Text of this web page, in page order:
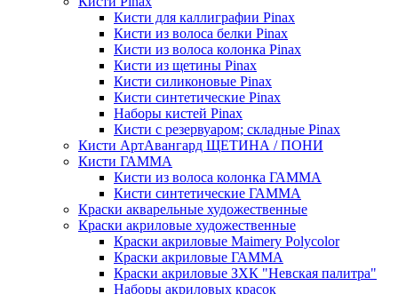
Кисти для каллиграфии Pinax
Кисти из волоса белки Pinax
Кисти из волоса колонка Pinax
Кисти из щетины Pinax
Кисти силиконовые Pinax
Кисти синтетические Pinax
Наборы кистей Pinax
Кисти с резервуаром; складные Pinax
Кисти АртАвангард ЩЕТИНА / ПОНИ
Кисти ГАММА
Кисти из волоса колонка ГАММА
Кисти синтетические ГАММА
Краски акварельные художественные
Краски акриловые художественные
Краски акриловые Maimery Polycolor
Краски акриловые ГАММА
Краски акриловые ЗХК "Невская палитра"
Наборы акриловых красок